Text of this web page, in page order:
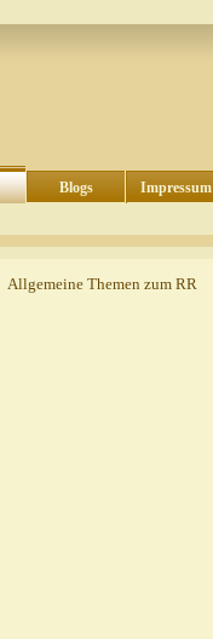
Blogs Impressum
Allgemeine Themen zum RR